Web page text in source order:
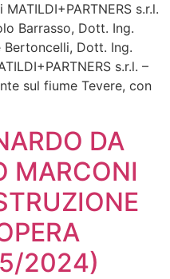
s.r.l.
Barrasso, Dott. Ing.
Bertoncelli, Dott. Ing.
s.r.l. –
sul fiume Tevere, con
DA
MARCONI
2024)